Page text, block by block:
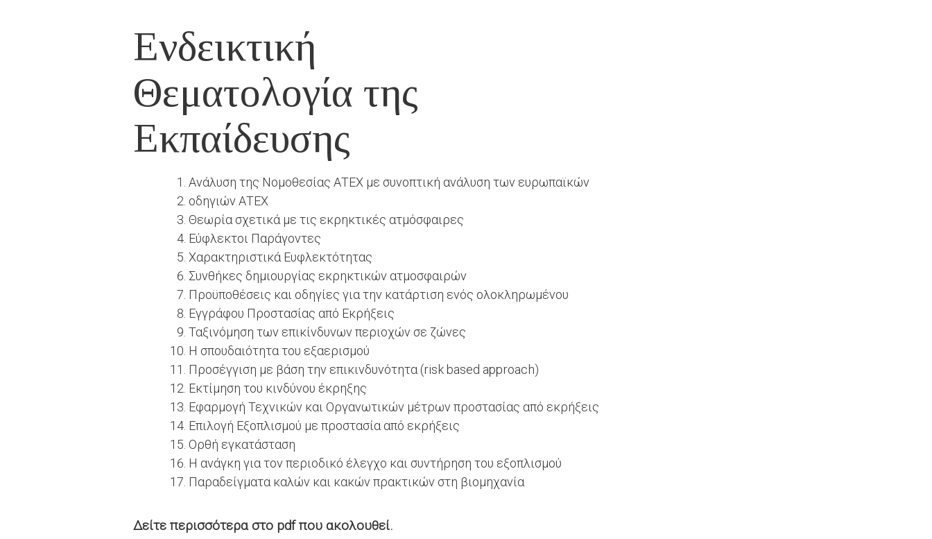
Ενδεικτική
Θεματολογία της
Εκπαίδευσης
Ανάλυση της Νομοθεσίας ΑΤΕΧ με συνοπτική ανάλυση των ευρωπαϊκών
οδηγιών ΑΤΕΧ
Θεωρία σχετικά με τις εκρηκτικές ατμόσφαιρες
Εύφλεκτοι Παράγοντες
Χαρακτηριστικά Ευφλεκτότητας
Συνθήκες δημιουργίας εκρηκτικών ατμοσφαιρών
Προϋποθέσεις και οδηγίες για την κατάρτιση ενός ολοκληρωμένου
Εγγράφου Προστασίας από Εκρήξεις
Ταξινόμηση των επικίνδυνων περιοχών σε ζώνες
Η σπουδαιότητα του εξαερισμού
Προσέγγιση με βάση την επικινδυνότητα (risk based approach)
Εκτίμηση του κινδύνου έκρηξης
Εφαρμογή Τεχνικών και Οργανωτικών μέτρων προστασίας από εκρήξεις
Επιλογή Εξοπλισμού με προστασία από εκρήξεις
Ορθή εγκατάσταση
Η ανάγκη για τον περιοδικό έλεγχο και συντήρηση του εξοπλισμού
Παραδείγματα καλών και κακών πρακτικών στη βιομηχανία
Δείτε περισσότερα στο pdf που ακολουθεί.